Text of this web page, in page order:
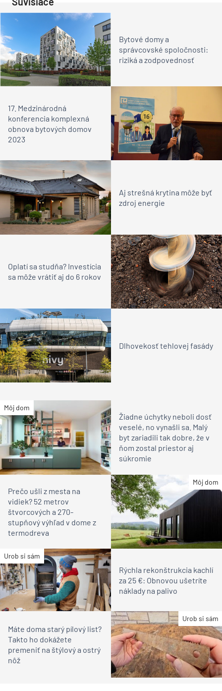
Bytové domy a
správcovské spoločnosti:
riziká a zodpovednosť
17. Medzinárodná
konferencia komplexná
obnova bytových domov
2023
Aj strešná krytina môže byť
zdroj energie
Oplatí sa studňa? Investícia
sa môže vrátiť aj do 6 rokov
Dlhovekosť tehlovej fasády
Môj dom
Žiadne úchytky neboli dosť
veselé, no vynašli sa. Malý
byt zariadili tak dobre, že v
ňom zostal priestor aj
súkromie
Môj dom
Prečo ušli z mesta na
vidiek? 52 metrov
štvorcových a 270-
stupňový výhľad v dome z
termodreva
Urob si sám
Rýchla rekonštrukcia kachlí
za 25 €: Obnovou ušetríte
náklady na palivo
Urob si sám
Máte doma starý pílový list?
Takto ho dokážete
premeniť na štýlový a ostrý
nôž